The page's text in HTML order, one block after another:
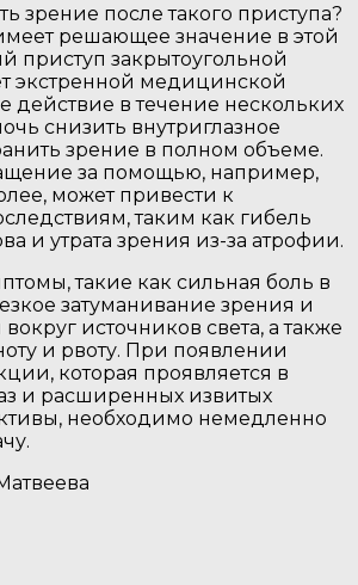
зрение после такого приступа?
решающее значение в этой
приступ закрытоугольной
экстренной медицинской
действие в течение нескольких
снизить внутриглазное
зрение в полном объеме.
за помощью, например,
может привести к
таким как гибель
и утрата зрения из-за атрофии.
такие как сильная боль в
затуманивание зрения и
источников света, а также
и рвоту. При появлении
которая проявляется в
и расширенных извитых
необходимо немедленно